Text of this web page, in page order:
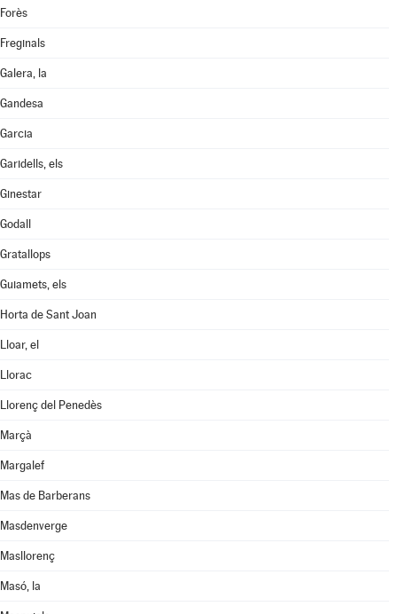
Forès
Freginals
Galera, la
Gandesa
Garcia
Garidells, els
Ginestar
Godall
Gratallops
Guiamets, els
Horta de Sant Joan
Lloar, el
Llorac
Llorenç del Penedès
Marçà
Margalef
Mas de Barberans
Masdenverge
Masllorenç
Masó, la